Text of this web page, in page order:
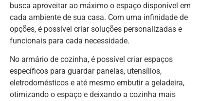
busca aproveitar ao máximo o espaço disponível em
cada ambiente de sua casa. Com uma infinidade de
opções, é possível criar soluções personalizadas e
funcionais para cada necessidade.
No armário de cozinha, é possível criar espaços
específicos para guardar panelas, utensílios,
eletrodomésticos e até mesmo embutir a geladeira,
otimizando o espaço e deixando a cozinha mais